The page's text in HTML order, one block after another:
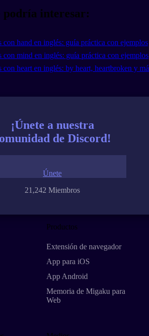
podría interesar:
con hand en inglés: guía práctica con ejemplos
con mind en inglés: guía práctica con ejemplos
con heart en inglés: by heart, heartbroken y
¡Únete a nuestra
de Discord!
21,242 Miembros
Únete
Productos
Extensión de navegador
App para iOS
App Android
Memoria de Migaku para
Web